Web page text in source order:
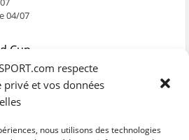
respecte
privé et vos données
nous utilisons des technologies
04/07
Cup
St-Kitts et Nevis
Qatar
Martinique
Guadeloupe